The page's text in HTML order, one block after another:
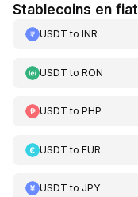
Stablecoins en fiat
USDT to INR
USDT to RON
USDT to PHP
USDT to EUR
USDT to JPY